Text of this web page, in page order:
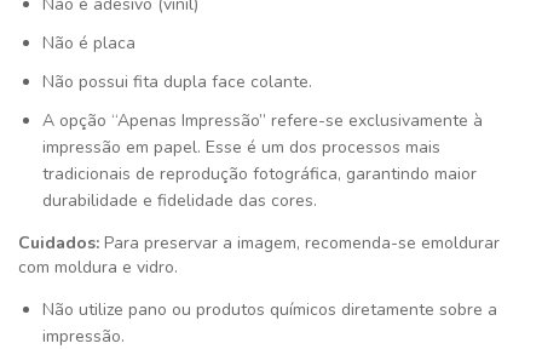
Não é placa
Não possui fita dupla face colante.
A opção “Apenas Impressão” refere-se exclusivamente à
impressão em papel. Esse é um dos processos mais
tradicionais de reprodução fotográfica, garantindo maior
durabilidade e fidelidade das cores.
Cuidados: Para preservar a imagem, recomenda-se emoldurar
com moldura e vidro.
Não utilize pano ou produtos químicos diretamente sobre a
impressão.